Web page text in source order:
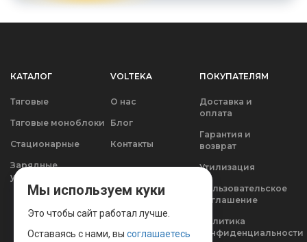
КАТАЛОГ
Тяговые
Тяговые моноблоки
Стационарные
Зарядные
устройства
VOLTEKA
О нас
Блог
Контакты
ПОКУПАТЕЛЯМ
Доставка и
оплата
Гарантия и
возврат
Утилизация
Пользовательское
соглашение
Политика
конфиденциальности
Мы используем куки
Это чтобы сайт работал лучше.
Оставаясь с нами, вы соглашаетесь